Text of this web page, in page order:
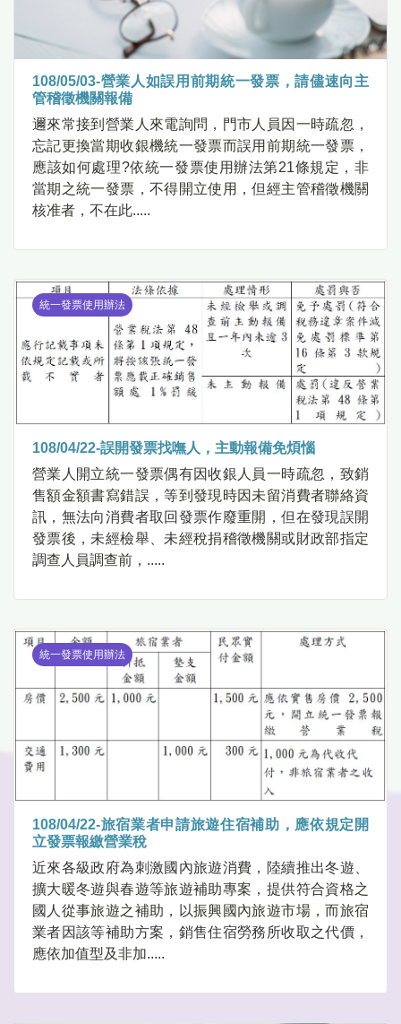
108/05/03-營業人如誤用前期統一發票，請儘速向主
管稽徵機關報備
邇來常接到營業人來電詢問，門市人員因一時疏忽，
忘記更換當期收銀機統一發票而誤用前期統一發票，
應該如何處理?依統一發票使用辦法第21條規定，非
當期之統一發票，不得開立使用，但經主管稽徵機關
核准者，不在此.....
統一發票使用辦法
108/04/22-誤開發票找嘸人，主動報備免煩惱
營業人開立統一發票偶有因收銀人員一時疏忽，致銷
售額金額書寫錯誤，等到發現時因未留消費者聯絡資
訊，無法向消費者取回發票作廢重開，但在發現誤開
發票後，未經檢舉、未經稅捐稽徵機關或財政部指定
調查人員調查前，.....
統一發票使用辦法
108/04/22-旅宿業者申請旅遊住宿補助，應依規定開
立發票報繳營業稅
近來各級政府為刺激國內旅遊消費，陸續推出冬遊、
擴大暖冬遊與春遊等旅遊補助專案，提供符合資格之
國人從事旅遊之補助，以振興國內旅遊市場，而旅宿
業者因該等補助方案，銷售住宿勞務所收取之代價，
應依加值型及非加.....